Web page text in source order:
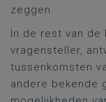
zeggen.
In de rest van de
vragensteller,
tussenkomsten
andere bekende